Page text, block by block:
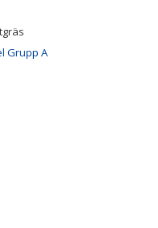
Grupp A